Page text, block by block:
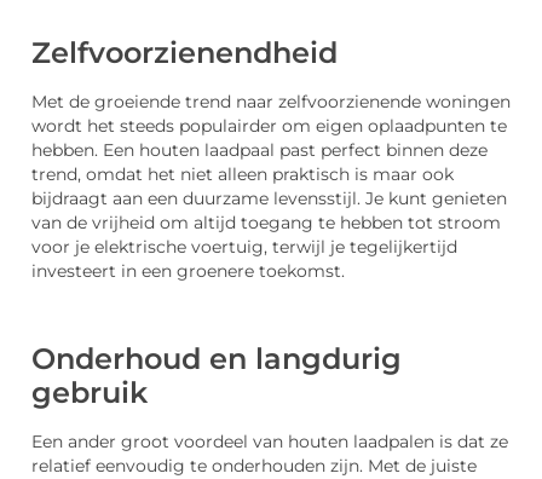
Zelfvoorzienendheid
Met de groeiende trend naar zelfvoorzienende woningen
wordt het steeds populairder om eigen oplaadpunten te
hebben. Een houten laadpaal past perfect binnen deze
trend, omdat het niet alleen praktisch is maar ook
bijdraagt aan een duurzame levensstijl. Je kunt genieten
van de vrijheid om altijd toegang te hebben tot stroom
voor je elektrische voertuig, terwijl je tegelijkertijd
investeert in een groenere toekomst.
Onderhoud en langdurig
gebruik
Een ander groot voordeel van houten laadpalen is dat ze
relatief eenvoudig te onderhouden zijn. Met de juiste